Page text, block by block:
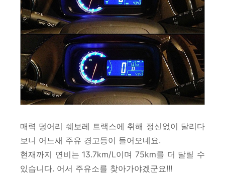
매력 덩어리 쉐보레 트랙스에 취해 정신없이 달리다
보니 어느새 주유 경고등이 들어오네요.
현재까지 연비는 13.7km/L이며 75km를 더 달릴 수
있습니다. 어서 주유소를 찾아가야겠군요!!!